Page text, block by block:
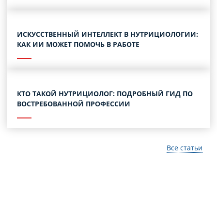
ИСКУССТВЕННЫЙ ИНТЕЛЛЕКТ В НУТРИЦИОЛОГИИ:
КАК ИИ МОЖЕТ ПОМОЧЬ В РАБОТЕ
КТО ТАКОЙ НУТРИЦИОЛОГ: ПОДРОБНЫЙ ГИД ПО
ВОСТРЕБОВАННОЙ ПРОФЕССИИ
Все статьи